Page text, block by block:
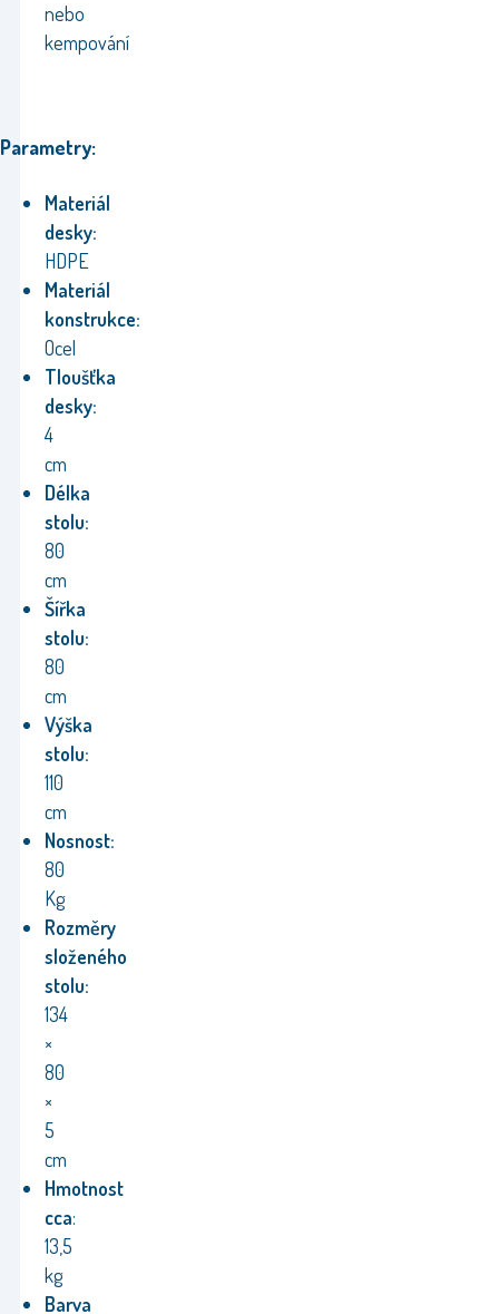
nebo
kempování
Parametry:
Materiál
desky:
HDPE
Materiál
konstrukce:
Ocel
Tloušťka
desky:
4
cm
Délka
stolu:
80
cm
Šířka
stolu:
80
cm
Výška
stolu:
110
cm
Nosnost:
80
Kg
Rozměry
složeného
stolu:
134
×
80
×
5
cm
Hmotnost
cca:
13,5
kg
Barva